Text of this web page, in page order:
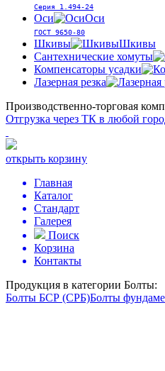
Серия 1.494-24
Оси Оси
ГОСТ 9650-80
Шкивы
Шкивы
Сантехнические хомуты
Компенсаторы усадки
Лазерная резка
Производственно-торговая
Отгрузка через ТК в любой
открыть корзину
Главная
Каталог
Стандарт
Галерея
Поиск
Корзина
Контакты
Продукция в категории Болты:
Болты БСР (СРБ)Болты